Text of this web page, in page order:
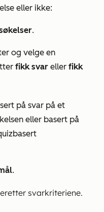
eller ikke:
.
og velge en
fikk svar eller fikk
på svar på et
eller basert på
.
svarkriteriene.